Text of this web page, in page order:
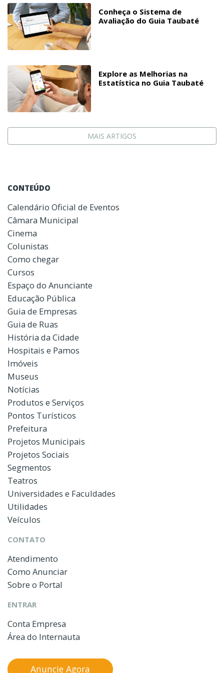
Conheça o Sistema de
Avaliação do Guia Taubaté
Explore as Melhorias na
Estatística no Guia Taubaté
MAIS ARTIGOS
CONTEÚDO
Calendário Oficial de Eventos
Câmara Municipal
Cinema
Colunistas
Como chegar
Cursos
Espaço do Anunciante
Educação Pública
Guia de Empresas
Guia de Ruas
História da Cidade
Hospitais e Pamos
Imóveis
Museus
Notícias
Produtos e Serviços
Pontos Turísticos
Prefeitura
Projetos Municipais
Projetos Sociais
Segmentos
Teatros
Universidades e Faculdades
Utilidades
Veículos
CONTATO
Atendimento
Como Anunciar
Sobre o Portal
ENTRAR
Conta Empresa
Área do Internauta
Anuncie Agora